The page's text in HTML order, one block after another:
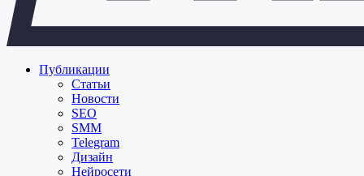
Публикации
Статьи
Новости
SEO
SMM
Telegram
Дизайн
Нейросети